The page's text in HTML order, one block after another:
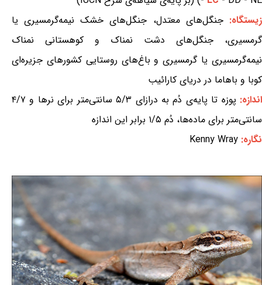
زیستگاه:جنگل‌های معتدل، جنگل‌های خشک نیمه‌گرمسیری یا
گرمسیری، جنگل‌های دشت نمناک و کوهستانی نمناک
نیمه‌گرمسیری یا گرمسیری و باغ‌های روستایی کشورهای جزیره‌ای
کوبا و باهاما در دریای کارائیب
اندازه:
پوزه تا پایه‌ی دُم به درازای ۵/۳ سانتی‌متر برای نرها و ۴/۷
سانتی‌متر برای ماده‌ها، دُم ۱/۵ برابر این اندازه
نگاره: Kenny Wray